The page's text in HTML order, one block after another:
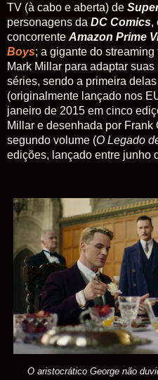
TV (à cabo e aberta) de
personagens da DC Comics,
concorrente Amazon Prime
Boys; a gigante do
Mark Millar para adaptar
séries, sendo a primeira delas
(originalmente lançado nos
janeiro de 2015 em cinco
Millar e desenhada por Frank
segundo volume (O Legado
edições, lançado entre junho
O aristocrático George não